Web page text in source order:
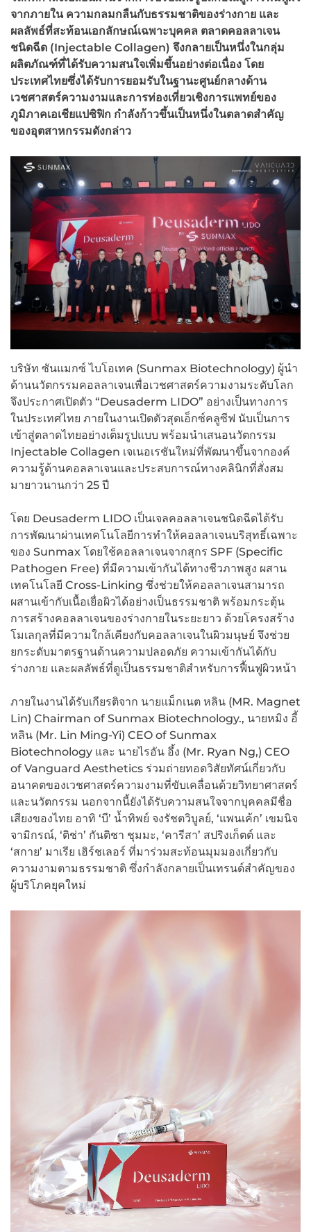
จากภายใน ความกลมกลืนกับธรรมชาติของร่างกาย และ
ผลลัพธ์ที่สะท้อนเอกลักษณ์เฉพาะบุคคล ตลาดคอลลาเจน
ชนิดฉีด (Injectable Collagen) จึงกลายเป็นหนึ่งในกลุ่ม
ผลิตภัณฑ์ที่ได้รับความสนใจเพิ่มขึ้นอย่างต่อเนื่อง โดย
ประเทศไทยซึ่งได้รับการยอมรับในฐานะศูนย์กลางด้าน
เวชศาสตร์ความงามและการท่องเที่ยวเชิงการแพทย์ของ
ภูมิภาคเอเชียแปซิฟิก กำลังก้าวขึ้นเป็นหนึ่งในตลาดสำคัญ
ของอุตสาหกรรมดังกล่าว
บริษัท ซันแมกซ์ ไบโอเทค (Sunmax Biotechnology) ผู้นำ
ด้านนวัตกรรมคอลลาเจนเพื่อเวชศาสตร์ความงามระดับโลก
จึงประกาศเปิดตัว “Deusaderm LIDO” อย่างเป็นทางการ
ในประเทศไทย ภายในงานเปิดตัวสุดเอ็กซ์คลูซีฟ นับเป็นการ
เข้าสู่ตลาดไทยอย่างเต็มรูปแบบ พร้อมนำเสนอนวัตกรรม
Injectable Collagen เจเนอเรชันใหม่ที่พัฒนาขึ้นจากองค์
ความรู้ด้านคอลลาเจนและประสบการณ์ทางคลินิกที่สั่งสม
มายาวนานกว่า 25 ปี
โดย Deusaderm LIDO เป็นเจลคอลลาเจนชนิดฉีดได้รับ
การพัฒนาผ่านเทคโนโลยีการทำให้คอลลาเจนบริสุทธิ์เฉพาะ
ของ Sunmax โดยใช้คอลลาเจนจากสุกร SPF (Specific
Pathogen Free) ที่มีความเข้ากันได้ทางชีวภาพสูง ผสาน
เทคโนโลยี Cross-Linking ซึ่งช่วยให้คอลลาเจนสามารถ
ผสานเข้ากับเนื้อเยื่อผิวได้อย่างเป็นธรรมชาติ พร้อมกระตุ้น
การสร้างคอลลาเจนของร่างกายในระยะยาว ด้วยโครงสร้าง
โมเลกุลที่มีความใกล้เคียงกับคอลลาเจนในผิวมนุษย์ จึงช่วย
ยกระดับมาตรฐานด้านความปลอดภัย ความเข้ากันได้กับ
ร่างกาย และผลลัพธ์ที่ดูเป็นธรรมชาติสำหรับการฟื้นฟูผิวหน้า
ภายในงานได้รับเกียรติจาก นายแม็กเนต หลิน (MR. Magnet
Lin) Chairman of Sunmax Biotechnology., นายหมิง อี้
หลิน (Mr. Lin Ming-Yi) CEO of Sunmax
Biotechnology และ นายไรอัน อึ้ง (Mr. Ryan Ng,) CEO
of Vanguard Aesthetics ร่วมถ่ายทอดวิสัยทัศน์เกี่ยวกับ
อนาคตของเวชศาสตร์ความงามที่ขับเคลื่อนด้วยวิทยาศาสตร์
และนวัตกรรม นอกจากนี้ยังได้รับความสนใจจากบุคคลมีชื่อ
เสียงของไทย อาทิ ‘บี’ น้ำทิพย์ จงรัชตวิบูลย์, ‘แพนเค้ก’ เขมนิจ
จามิกรณ์, ‘ติช่า’ กันติชา ชุมมะ, ‘คารีสา’ สปริงเก็ตต์ และ
‘สกาย’ มาเรีย เฮิร์ชเลอร์ ที่มาร่วมสะท้อนมุมมองเกี่ยวกับ
ความงามตามธรรมชาติ ซึ่งกำลังกลายเป็นเทรนด์สำคัญของ
ผู้บริโภคยุคใหม่